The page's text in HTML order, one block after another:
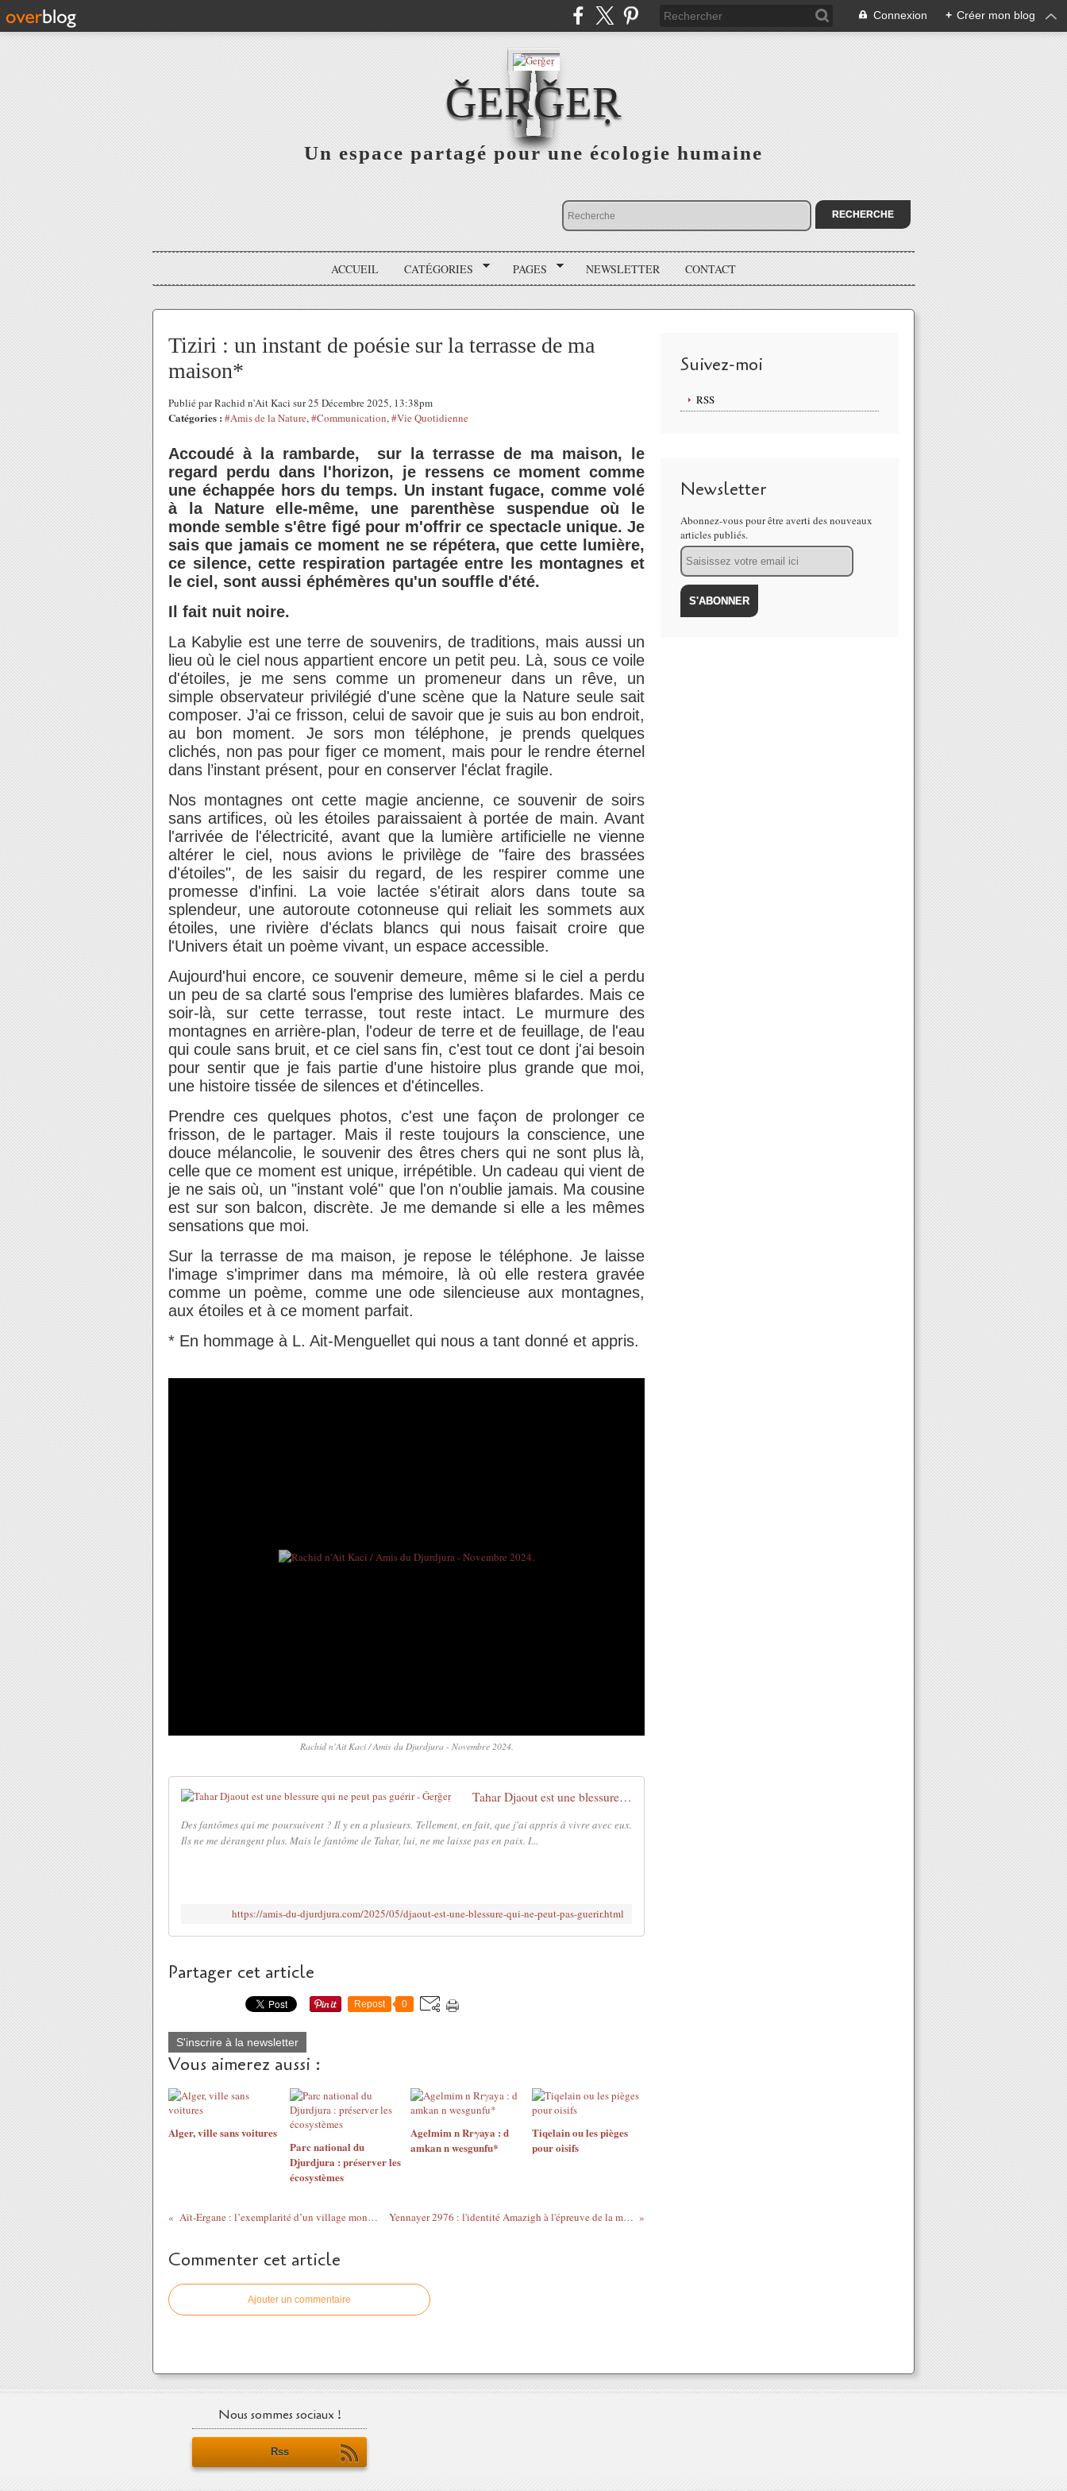
Connexion + Créer mon blog
ǦEṚǦEṚ
Un espace partagé pour une écologie humaine
ACCUEIL CATÉGORIES PAGES NEWSLETTER CONTACT
Tiziri : un instant de poésie sur la terrasse de ma
maison*
Publié par Rachid n'Ait Kaci sur 25 Décembre 2025, 13:38pm
Catégories : #Amis de la Nature,#Communication,#Vie Quotidienne
Accoudé à la rambarde, sur la terrasse de ma maison, le
regard perdu dans l'horizon, je ressens ce moment comme
une échappée hors du temps. Un instant fugace, comme volé
à la Nature elle-même, une parenthèse suspendue où le
monde semble s'être figé pour m'offrir ce spectacle unique. Je
sais que jamais ce moment ne se répétera, que cette lumière,
ce silence, cette respiration partagée entre les montagnes et
le ciel, sont aussi éphémères qu'un souffle d'été.
Il fait nuit noire.
La Kabylie est une terre de souvenirs, de traditions, mais aussi un
lieu où le ciel nous appartient encore un petit peu. Là, sous ce voile
d'étoiles, je me sens comme un promeneur dans un rêve, un
simple observateur privilégié d'une scène que la Nature seule sait
composer. J’ai ce frisson, celui de savoir que je suis au bon endroit,
au bon moment. Je sors mon téléphone, je prends quelques
clichés, non pas pour figer ce moment, mais pour le rendre éternel
dans l’instant présent, pour en conserver l'éclat fragile.
Nos montagnes ont cette magie ancienne, ce souvenir de soirs
sans artifices, où les étoiles paraissaient à portée de main. Avant
l'arrivée de l'électricité, avant que la lumière artificielle ne vienne
altérer le ciel, nous avions le privilège de "faire des brassées
d'étoiles", de les saisir du regard, de les respirer comme une
promesse d'infini. La voie lactée s'étirait alors dans toute sa
splendeur, une autoroute cotonneuse qui reliait les sommets aux
étoiles, une rivière d'éclats blancs qui nous faisait croire que
l'Univers était un poème vivant, un espace accessible.
Aujourd'hui encore, ce souvenir demeure, même si le ciel a perdu
un peu de sa clarté sous l'emprise des lumières blafardes. Mais ce
soir-là, sur cette terrasse, tout reste intact. Le murmure des
montagnes en arrière-plan, l'odeur de terre et de feuillage, de l'eau
qui coule sans bruit, et ce ciel sans fin, c'est tout ce dont j'ai besoin
pour sentir que je fais partie d'une histoire plus grande que moi,
une histoire tissée de silences et d'étincelles.
Prendre ces quelques photos, c'est une façon de prolonger ce
frisson, de le partager. Mais il reste toujours la conscience, une
douce mélancolie, le souvenir des êtres chers qui ne sont plus là,
celle que ce moment est unique, irrépétible. Un cadeau qui vient de
je ne sais où, un "instant volé" que l'on n'oublie jamais. Ma cousine
est sur son balcon, discrète. Je me demande si elle a les mêmes
sensations que moi.
Sur la terrasse de ma maison, je repose le téléphone. Je laisse
l'image s'imprimer dans ma mémoire, là où elle restera gravée
comme un poème, comme une ode silencieuse aux montagnes,
aux étoiles et à ce moment parfait.
* En hommage à L. Ait-Menguellet qui nous a tant donné et appris.
Rachid n'Ait Kaci / Amis du Djurdjura - Novembre 2024.
Tahar Djaout est une blessure qui ne peut pas guérir - Ǧeṛǧeṛ
Des fantômes qui me poursuivent ? Il y en a plusieurs. Tellement, en fait, que j'ai appris à vivre avec eux.
Ils ne me dérangent plus. Mais le fantôme de Tahar, lui, ne me laisse pas en paix. I...
https://amis-du-djurdjura.com/2025/05/djaout-est-une-blessure-qui-ne-peut-pas-guerir.html
Partager cet article
Repost 0
S'inscrire à la newsletter
Vous aimerez aussi :
Alger, ville sans voitures
Parc national du
Djurdjura : préserver les
écosystèmes
Agelmim n Rrγaya : d
amkan n wesgunfu*
Tiqelain ou les pièges
pour oisifs
Aït-Ergane : l’exemplarité d’un village montagnard Yennayer 2976 : l'identité Amazigh à l'épreuve de la modernité
Commenter cet article
Ajouter un commentaire
Suivez-moi
RSS
Newsletter
Abonnez-vous pour être averti des nouveaux
articles publiés.
Email
Nous sommes sociaux !
Rss